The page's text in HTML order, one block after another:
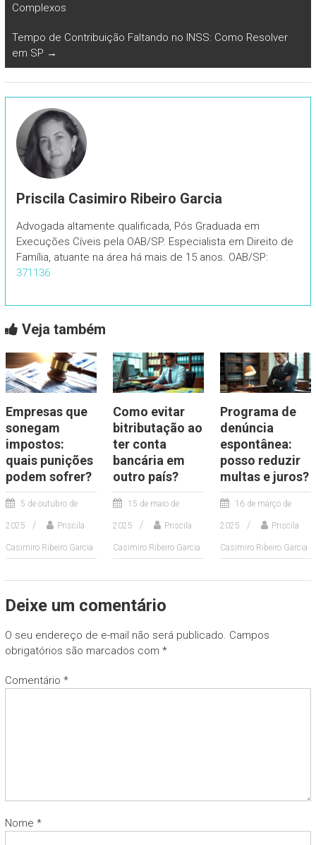
Complexos
Tempo de Contribuição Faltando no INSS: Como Resolver
em SP →
Priscila Casimiro Ribeiro Garcia
Advogada altamente qualificada, Pós Graduada em
Execuções Cíveis pela OAB/SP. Especialista em Direito de
Família, atuante na área há mais de 15 anos. OAB/SP:
371136
Veja também
Empresas que
sonegam
impostos:
quais punições
podem sofrer?
5 de outubro de
2025 Priscila
Casimiro Ribeiro Garcia
Como evitar
bitributação ao
ter conta
bancária em
outro país?
15 de maio de
2025 Priscila
Casimiro Ribeiro Garcia
Programa de
denúncia
espontânea:
posso reduzir
multas e juros?
16 de março de
2025 Priscila
Casimiro Ribeiro Garcia
Deixe um comentário
O seu endereço de e-mail não será publicado. Campos
obrigatórios são marcados com *
Comentário *
Nome *